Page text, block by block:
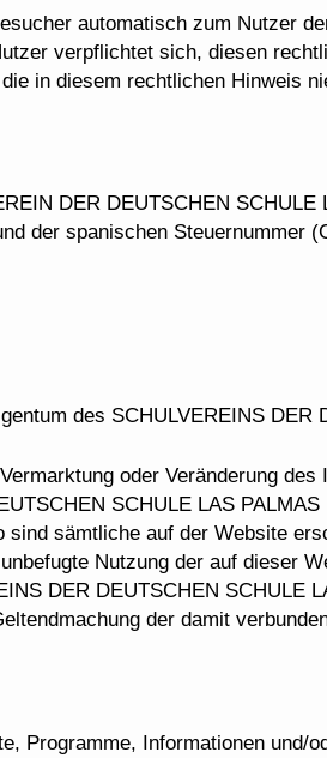
automatisch zum Nutzer
verpflichtet sich, diesen
in diesem rechtlichen Hinweis
DER DEUTSCHEN
der spanischen Steuernummer
des SCHULVEREINS DER
oder Veränderung
SCHULE LAS
sämtliche auf der Website
Nutzung der auf dieser
DER DEUTSCHEN SCHULE
der damit
Programme, Informationen und/